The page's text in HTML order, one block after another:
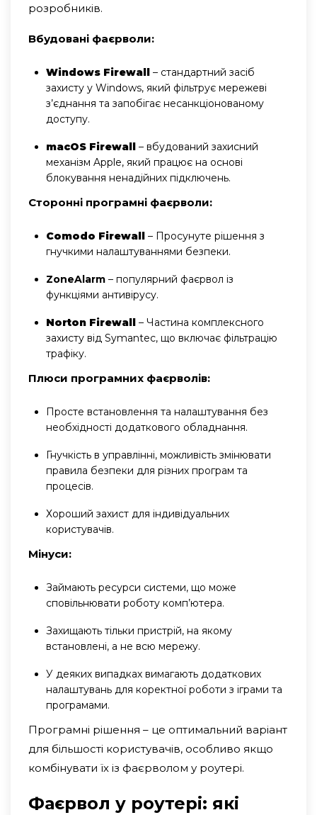
розробників.
Вбудовані фаєрволи:
Windows Firewall – стандартний засіб
захисту у Windows, який фільтрує мережеві
з’єднання та запобігає несанкціонованому
доступу.
macOS Firewall – вбудований захисний
механізм Apple, який працює на основі
блокування ненадійних підключень.
Сторонні програмні фаєрволи:
Comodo Firewall – Просунуте рішення з
гнучкими налаштуваннями безпеки.
ZoneAlarm – популярний фаєрвол із
функціями антивірусу.
Norton Firewall – Частина комплексного
захисту від Symantec, що включає фільтрацію
трафіку.
Плюси програмних фаєрволів:
Просте встановлення та налаштування без
необхідності додаткового обладнання.
Гнучкість в управлінні, можливість змінювати
правила безпеки для різних програм та
процесів.
Хороший захист для індивідуальних
користувачів.
Мінуси:
Займають ресурси системи, що може
сповільнювати роботу комп’ютера.
Захищають тільки пристрій, на якому
встановлені, а не всю мережу.
У деяких випадках вимагають додаткових
налаштувань для коректної роботи з іграми та
програмами.
Програмні рішення – це оптимальний варіант
для більшості користувачів, особливо якщо
комбінувати їх із фаєрволом у роутері.
Фаєрвол у роутері: які